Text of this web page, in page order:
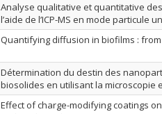
Analyse qualitative et quantitative
l’aide de l’ICP-MS en mode particule
Quantifying diffusion in biofilms :
Détermination du destin des
biosolides en utilisant la microscopie
Effect of charge-modifying coatings